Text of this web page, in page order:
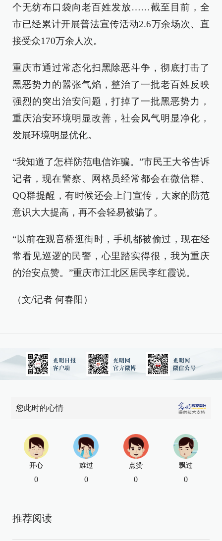
个无纺布口袋向老百姓发放……截至目前，全
市已经累计开展普法宣传活动2.6万余场次、直
接受众170万余人次。
重庆市通过常态化扫黑除恶斗争，彻底打击了
黑恶势力的嚣张气焰，整治了一批老百姓反映
强烈的突出治安问题，打掉了一批黑恶势力，
重庆治安环境明显改善，社会风气明显净化，
发展环境明显优化。
“我知道了怎样防范电信诈骗。”市民王大爷告诉
记者，现在警察、网格员经常都会在微信群、
QQ群提醒，有时候还会上门宣传，大家的防范
意识大大提高，再不会轻易被骗了。
“以前在观音桥逛街时，手机都被偷过，现在经
常看见巡逻的民警，心里踏实得很，我为重庆
的治安点赞。”重庆市江北区居民李红霞说。
（文/记者 何春阳）
您此时的心情
开心
0
难过
0
点赞
0
飘过
0
推荐阅读